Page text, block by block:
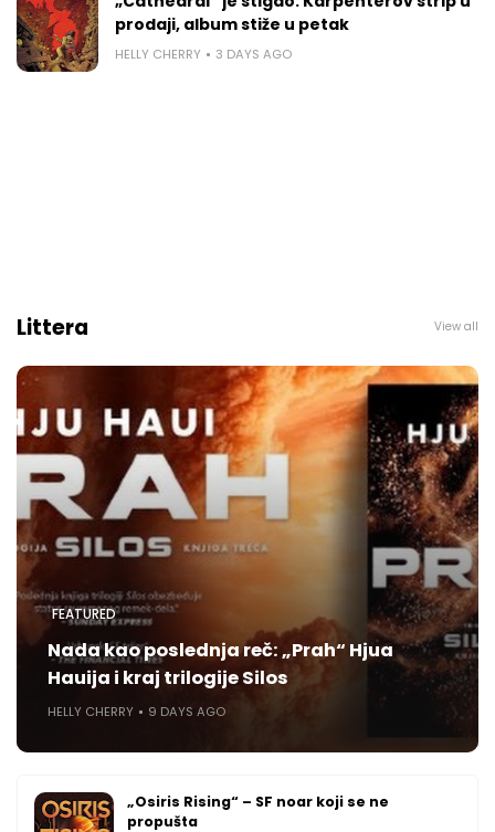
prodaji, album stiže u petak
HELLY CHERRY 3 DAYS AGO
Littera View all
FEATURED
Nada kao poslednja reč: „Prah“ Hjua
Hauija i kraj trilogije Silos
HELLY CHERRY 9 DAYS AGO
„Osiris Rising“ – SF noar koji se ne
propušta